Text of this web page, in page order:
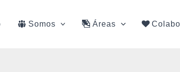
Somos Áreas